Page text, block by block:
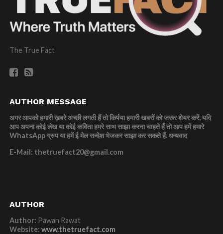
The True Fact
AUTHOR MESSAGE
अगर आपको हमारी ख़बरे अच्छी लगती हैं तो किर्पया हमारी खबरों को जरूर शेयर करें, यदि
आप अपना कोई लेख या कोई कविता हमरे साथ साझा करना चाहते हैं तो आप हमें हमारे
WhatsApp ग्रुप या हमें ई मेल सन्देश भेजकर साझा कर सकते हैं.धन्यवाद
E-Mail: thetruefact20@gmail.com
AUTHOR
Author: Pawan Rawat
Website: www.thetruefact.com